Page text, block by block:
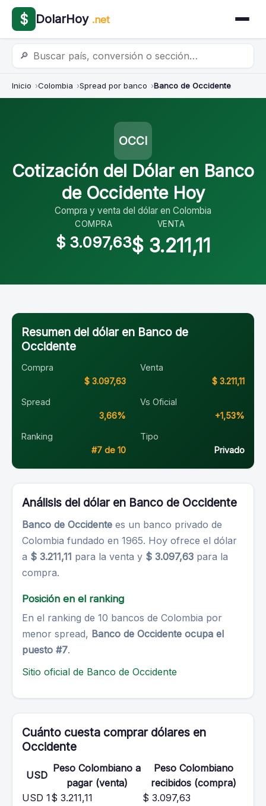
$ DolarHoy .net
🔎
Inicio Colombia Spread por banco Banco de Occidente
OCCI
Cotización del Dólar en Banco
de Occidente Hoy
Compra y venta del dólar en Colombia
COMPRA
$ 3.097,63
VENTA
$ 3.211,11
Resumen del dólar en Banco de
Occidente
Compra
$ 3.097,63
Venta
$ 3.211,11
Spread
3,66%
Vs Oficial
+1,53%
Ranking
#7 de 10
Tipo
Privado
Análisis del dólar en Banco de Occidente
Banco de Occidente es un banco privado de
Colombia fundado en 1965. Hoy ofrece el dólar
a $ 3.211,11 para la venta y $ 3.097,63 para la
compra.
Posición en el ranking
En el ranking de 10 bancos de Colombia por
menor spread, Banco de Occidente ocupa el
puesto #7.
Sitio oficial de Banco de Occidente
Cuánto cuesta comprar dólares en
Occidente
USD
Peso Colombiano a
pagar (venta)
Peso Colombiano
recibidos (compra)
USD 1$ 3.211,11
$ 3.097,63